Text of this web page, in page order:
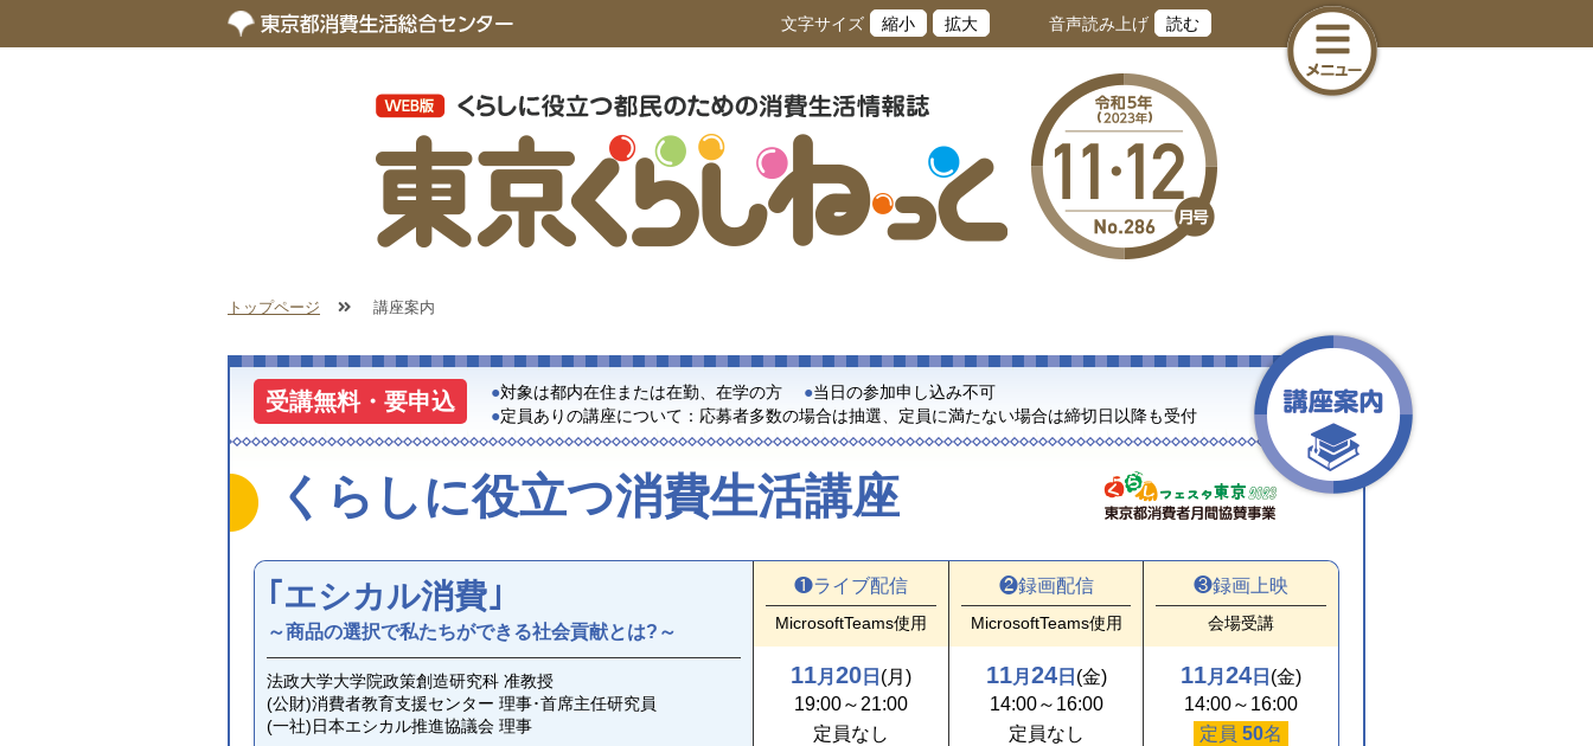
文字サイズ 縮小 拡大 音声読み上げ 読む
トップページ 講座案内
受講無料・要申込 対象は都内在住または在勤、在学の方
当日の参加申し込み不可
定員ありの講座について：応募者多数の場合は抽選、定員に満たない場合は締切日以降も受付
くらしに役立つ消費生活講座
｢エシカル消費｣
～商品の選択で私たちができる社会貢献とは?～
法政大学大学院政策創造研究科 准教授
(公財)消費者教育支援センター 理事･首席主任研究員
(一社)日本エシカル推進協議会 理事
❶ライブ配信
MicrosoftTeams使用
11月20 日 (月)
19:00～21:00
定員なし
❷録画配信
MicrosoftTeams使用
11月 24日 (金)
14:00～16:00
定員なし
❸録画上映
会場受講
11月24 日 (金)
14:00～16:00
定員50名